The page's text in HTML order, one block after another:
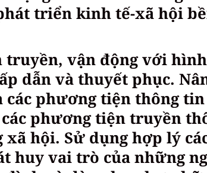
triển kinh tế-xã hội
truyền, vận động với
dẫn và thuyết phục.
phương tiện thông
phương tiện truyền
hội. Sử dụng hợp lý
huy vai trò của những